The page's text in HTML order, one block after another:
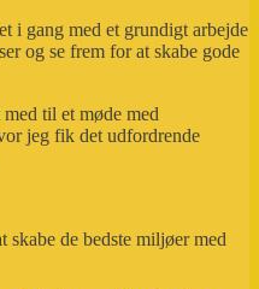
i gang med et grundigt arbejde
og se frem for at skabe gode
til et møde med
jeg fik det udfordrende
skabe de bedste miljøer med